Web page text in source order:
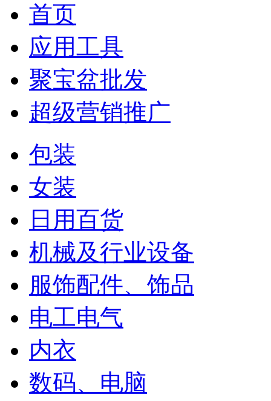
首页
应用工具
聚宝盆批发
超级营销推广
包装
女装
日用百货
机械及行业设备
服饰配件、饰品
电工电气
内衣
数码、电脑